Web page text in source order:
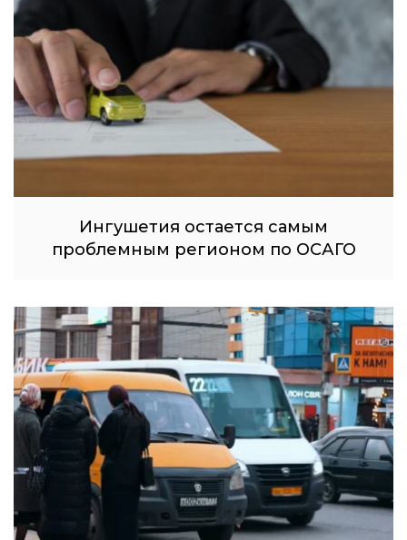
Ингушетия остается самым
проблемным регионом по ОСАГО